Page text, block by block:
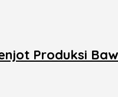
Produksi